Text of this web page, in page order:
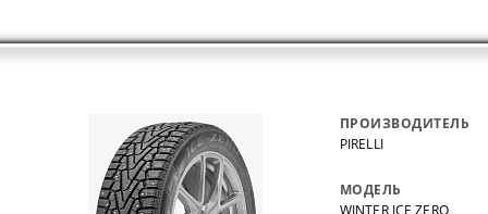
ПРОИЗВОДИТЕЛЬ
PIRELLI
МОДЕЛЬ
WINTER ICE ZERO